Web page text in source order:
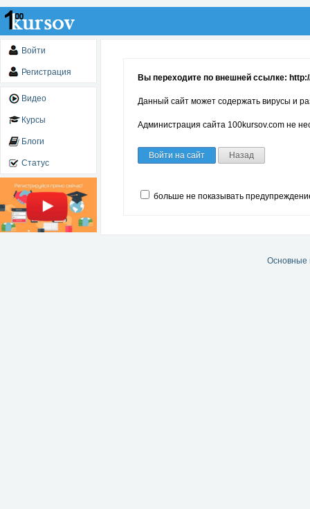
Войти
Регистрация
Видео
Курсы
Блоги
Статус
Вы переходите по внешней ссылке:
Данный сайт может содержать вирусы и
Администрация сайта 100kursov.com не
Войти на сайт Назад
больше не показывать
Основные